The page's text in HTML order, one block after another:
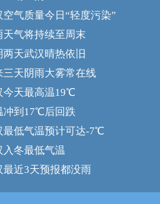
空气质量今日“轻度污染”
天气将持续至周末
两天武汉晴热依旧
三天阴雨大雾常在线
今天最高温19℃
冲到17℃后回跌
最低气温预计可达-7℃
入冬最低气温
最近3天预报都没雨